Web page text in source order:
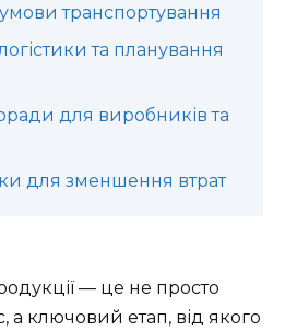
транспортування
та планування
для виробників та
для зменшення втрат
— це не просто
а ключовий етап, від якого